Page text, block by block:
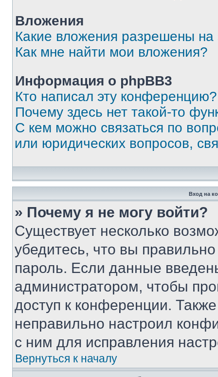
Вложения
Какие вложения разрешены
Как мне найти мои вложения?
Информация о phpBB3
Кто написал эту конференцию?
Почему здесь нет такой-то
С кем можно связаться по
или юридических вопросов,
Вход на
» Почему я не могу войти?
Существует несколько
убедитесь, что вы
пароль. Если данные
администратором, чтобы
доступ к конференции.
неправильно настроил
с ним для исправления
Вернуться к началу